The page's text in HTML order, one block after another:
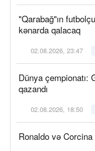
"Qarabağ"ın
kənarda qalacaq
02.08.2026, 23:47
Dünya çempionatı:
qazandı
02.08.2026, 18:50
Ronaldo və Corcina